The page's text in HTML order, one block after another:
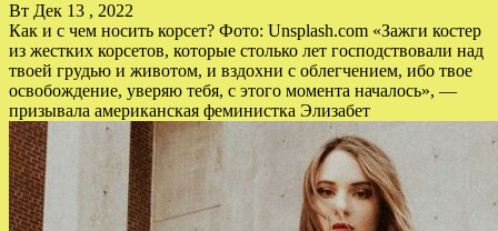
Вт Дек 13 , 2022
Как и с чем носить корсет? Фото: Unsplash.com «Зажги костер
из жестких корсетов, которые столько лет господствовали над
твоей грудью и животом, и вздохни с облегчением, ибо твое
освобождение, уверяю тебя, с этого момента началось», —
призывала американская феминистка Элизабет